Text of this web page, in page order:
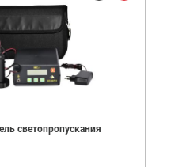
светопропускания